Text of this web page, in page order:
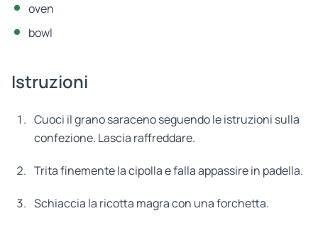
oven
bowl
Istruzioni
Cuoci il grano saraceno seguendo le istruzioni sulla
confezione. Lascia raffreddare.
Trita finemente la cipolla e falla appassire in padella.
Schiaccia la ricotta magra con una forchetta.